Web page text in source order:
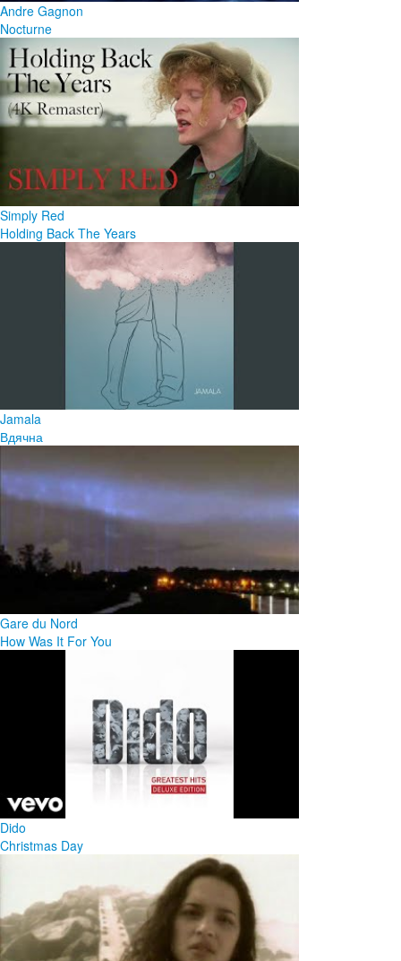
Andre Gagnon
Nocturne
Simply Red
Holding Back The Years
Jamala
Вдячна
Gare du Nord
How Was It For You
Dido
Christmas Day